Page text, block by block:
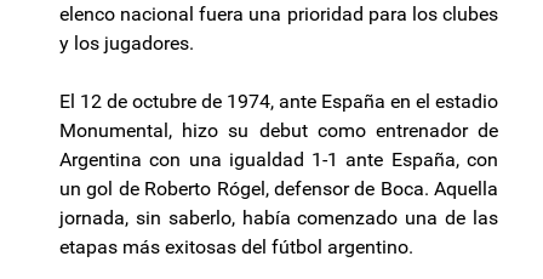
elenco nacional fuera una prioridad para los clubes
y los jugadores.
El 12 de octubre de 1974, ante España en el estadio
Monumental, hizo su debut como entrenador de
Argentina con una igualdad 1-1 ante España, con
un gol de Roberto Rógel, defensor de Boca. Aquella
jornada, sin saberlo, había comenzado una de las
etapas más exitosas del fútbol argentino.